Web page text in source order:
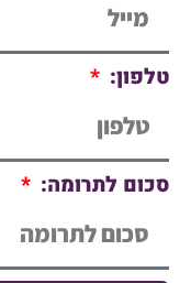
טלפון:
סכום לתרומה: